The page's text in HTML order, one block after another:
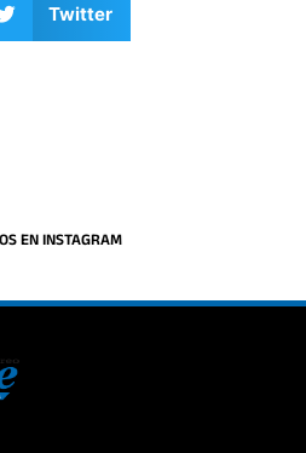
Twitter
EN INSTAGRAM